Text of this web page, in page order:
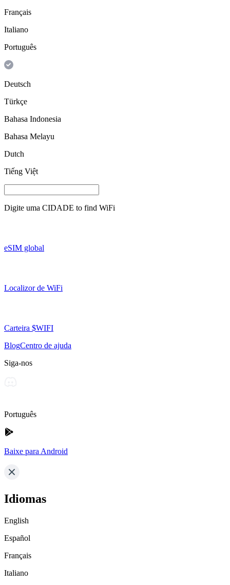
Français
Italiano
Português
Deutsch
Türkçe
Bahasa Indonesia
Bahasa Melayu
Dutch
Tiếng Việt
Digite uma CIDADE to find WiFi
eSIM global
Localizor de WiFi
Carteira $WIFI
BlogCentro de ajuda
Siga-nos
Português
Baixe para Android
Idiomas
English
Español
Français
Italiano